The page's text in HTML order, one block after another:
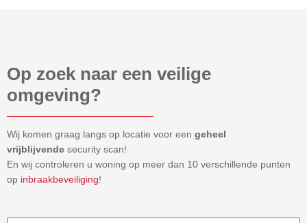
Op zoek naar een veilige
omgeving?
Wij komen graag langs op locatie voor een geheel
vrijblijvende security scan!
En wij controleren u woning op meer dan 10 verschillende punten
op inbraakbeveiliging!